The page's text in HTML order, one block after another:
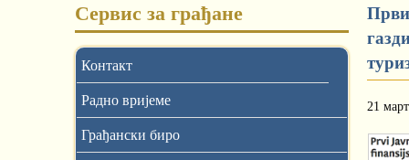
Сервис за грађане
Контакт
Радно вријеме
Грађански биро
Први
21